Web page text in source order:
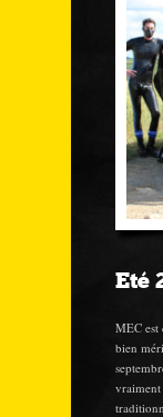
Eté
MEC est
bien